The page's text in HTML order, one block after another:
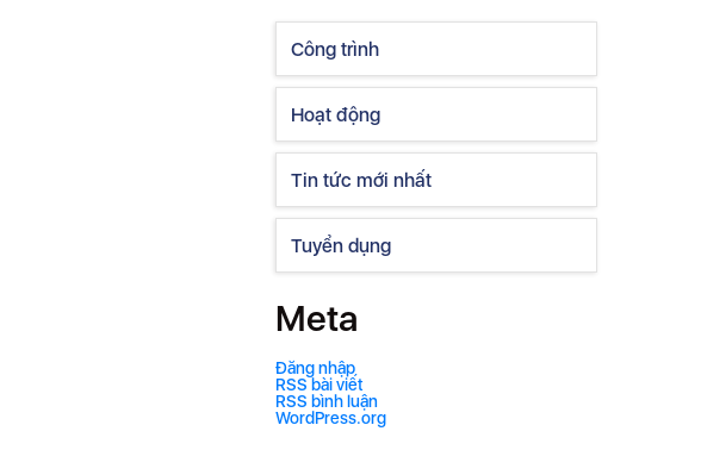
Công trình
Hoạt động
Tin tức mới nhất
Tuyển dụng
Meta
Đăng nhập
RSS bài viết
RSS bình luận
WordPress.org